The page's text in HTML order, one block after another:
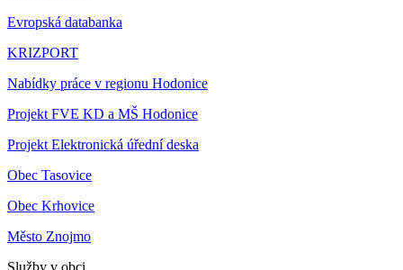
Evropská databanka
KRIZPORT
Nabídky práce v regionu Hodonice
Projekt FVE KD a MŠ Hodonice
Projekt Elektronická úřední deska
Obec Tasovice
Obec Krhovice
Město Znojmo
Služby v obci